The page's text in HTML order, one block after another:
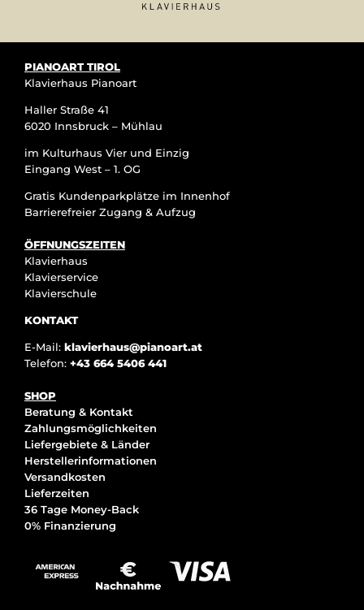
PIANOART TIROL
Klavierhaus Pianoart
Haller Straße 41
6020 Innsbruck – Mühlau
im Kulturhaus Vier und Einzig
Eingang West – 1. OG
Gratis Kundenparkplätze im Innenhof
Barrierefreier Zugang & Aufzug
ÖFFNUNGSZEITEN
Klavierhaus
Klavierservice
Klavierschule
KONTAKT
E-Mail: klavierhaus@pianoart.at
Telefon: +43 664 5406 441
SHOP
Beratung & Kontakt
Zahlungsmöglichkeiten
Liefergebiete & Länder
Herstellerinformationen
Versandkosten
Lieferzeiten
36 Tage Money-Back
0% Finanzierung